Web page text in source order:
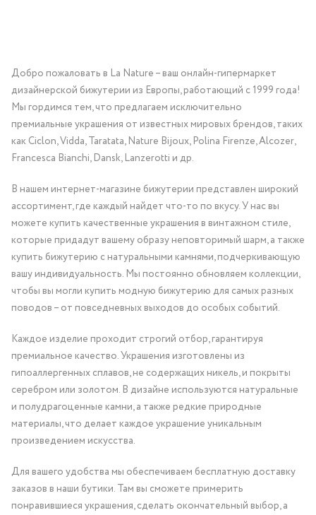
Добро пожаловать в La Nature – ваш онлайн-гипермаркет
дизайнерской бижутерии из Европы, работающий с 1999 года!
Мы гордимся тем, что предлагаем исключительно
премиальные украшения от известных мировых брендов, таких
как Ciclon, Vidda, Taratata, Nature Bijoux, Polina Firenze, Alcozer,
Francesca Bianchi, Dansk, Lanzerotti и др.
В нашем интернет-магазине бижутерии представлен широкий
ассортимент, где каждый найдет что-то по вкусу. У нас вы
можете купить качественные украшения в винтажном стиле,
которые придадут вашему образу неповторимый шарм, а также
купить бижутерию с натуральными камнями, подчеркивающую
вашу индивидуальность. Мы постоянно обновляем коллекции,
чтобы вы могли купить модную бижутерию для самых разных
поводов – от повседневных выходов до особых событий.
Каждое изделие проходит строгий отбор, гарантируя
премиальное качество. Украшения изготовлены из
гипоаллергенных сплавов, не содержащих никель, и покрыты
серебром или золотом. В дизайне используются натуральные
и полудрагоценные камни, а также редкие природные
материалы, что делает каждое украшение уникальным
произведением искусства.
Для вашего удобства мы обеспечиваем бесплатную доставку
заказов в наши бутики. Там вы сможете примерить
понравившиеся украшения, сделать окончательный выбор, а